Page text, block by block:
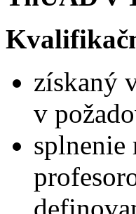
získaný
v